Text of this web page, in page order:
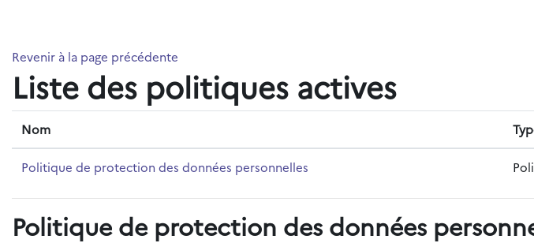
Revenir à la page précédente
Liste des politiques actives
Nom
Politique de protection des données personnelles
Politique de protection des données